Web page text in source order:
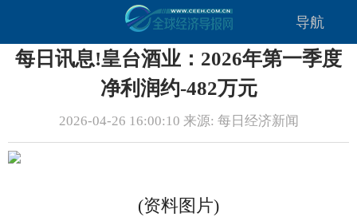
导航
每日讯息!皇台酒业：2026年第一季度
净利润约-482万元
2026-04-26 16:00:10 来源: 每日经济新闻
(资料图片)